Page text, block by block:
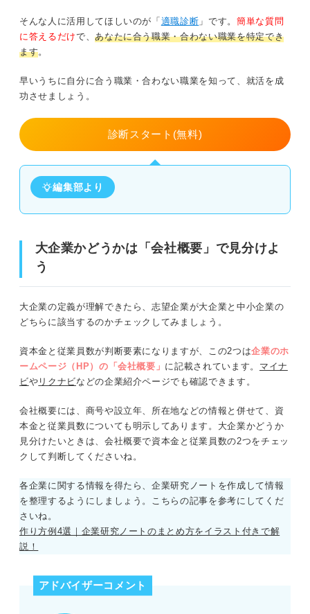
そんな人に活用してほしいのが「 適職診断 」です。 簡単な質問
に答えるだけで、あなたに合う職業・合わない職業を特定でき
ます。
早いうちに自分に合う職業・合わない職業を知って、就活を成
功させましょう。
診断スタート(無料)
編集部より
大企業かどうかは「会社概要」で見分けよ
う
大企業の定義が理解できたら、志望企業が大企業と中小企業の
どちらに該当するのかチェックしてみましょう。
資本金と従業員数が判断要素になりますが、この2つは企業のホ
ームページ（HP）の「会社概要」 に記載されています。 マイナ
ビや リクナビなどの企業紹介ページでも確認できます。
会社概要には、商号や設立年、所在地などの情報と併せて、資
本金と従業員数についても明示してあります。大企業かどうか
見分けたいときは、会社概要で資本金と従業員数の2つをチェッ
クして判断してくださいね。
各企業に関する情報を得たら、企業研究ノートを作成して情報
を整理するようにしましょう。こちらの記事を参考にしてくだ
さいね。
作り方例4選｜企業研究ノートのまとめ方をイラスト付きで解
説！
アドバイザーコメント